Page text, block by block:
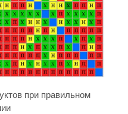
при правильном